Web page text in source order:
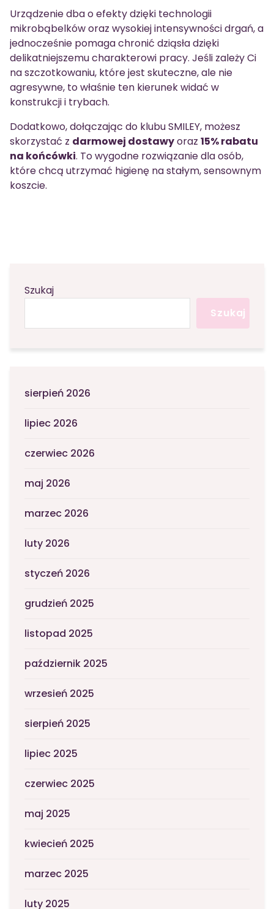
Urządzenie dba o efekty dzięki technologii
mikrobąbelków oraz wysokiej intensywności drgań, a
jednocześnie pomaga chronić dziąsła dzięki
delikatniejszemu charakterowi pracy. Jeśli zależy Ci
na szczotkowaniu, które jest skuteczne, ale nie
agresywne, to właśnie ten kierunek widać w
konstrukcji i trybach.
Dodatkowo, dołączając do klubu SMILEY, możesz
skorzystać z darmowej dostawyoraz 15% rabatu
na końcówki. To wygodne rozwiązanie dla osób,
które chcą utrzymać higienę na stałym, sensownym
koszcie.
Szukaj
Szukaj
sierpień 2026
lipiec 2026
czerwiec 2026
maj 2026
marzec 2026
luty 2026
styczeń 2026
grudzień 2025
listopad 2025
październik 2025
wrzesień 2025
sierpień 2025
lipiec 2025
czerwiec 2025
maj 2025
kwiecień 2025
marzec 2025
luty 2025